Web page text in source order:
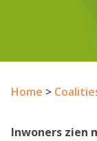
Home >
Inwoners zien